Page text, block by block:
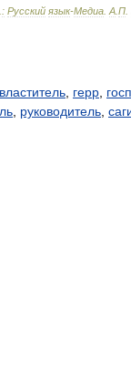
: Русский язык-Медиа А П
властитель герр
руководитель